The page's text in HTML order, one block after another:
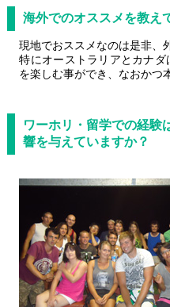
海外でのオススメを教え
現地でおススメなのは是非、
特にオーストラリアとカナ
を楽しむ事ができ、なおかつ
ワーホリ・留学での経験
響を与えていますか？